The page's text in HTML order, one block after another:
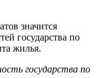
значится
государства по
жилья.
государства по